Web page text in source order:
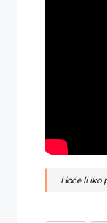
Hoće li iko